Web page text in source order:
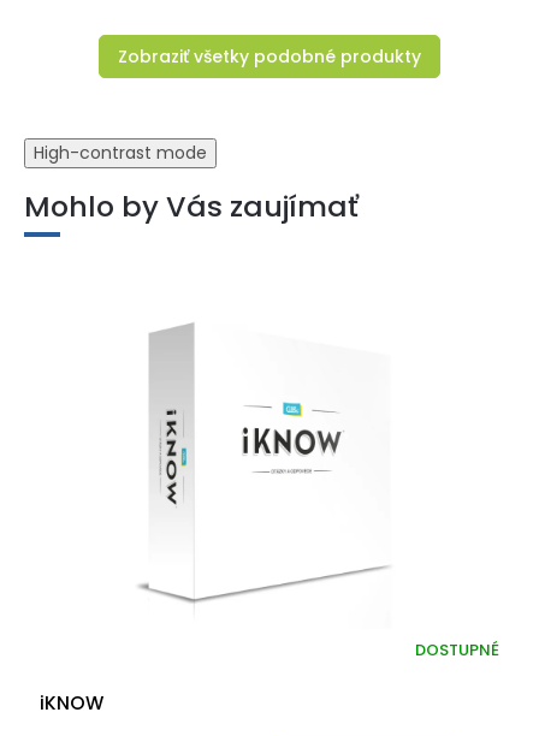
Zobraziť všetky podobné produkty
High-contrast mode
Mohlo by Vás zaujímať
iKNOW
DOSTUPNÉ